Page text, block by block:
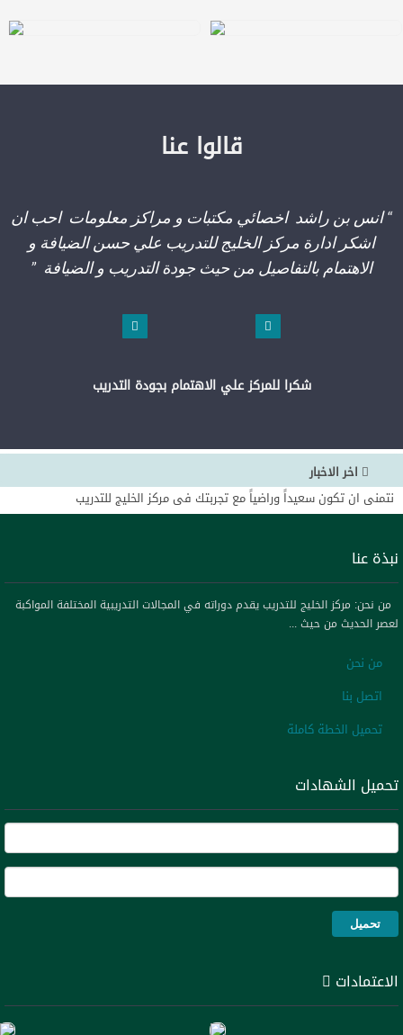
قالوا عنا
“ انس بن راشد اخصائي مكتبات و مراكز معلومات احب ان
اشكر ادارة مركز الخليج للتدريب علي حسن الضيافة و
الاهتمام بالتفاصيل من حيث جودة التدريب و الضيافة ”
شكرا للمركز علي الاهتمام بجودة التدريب
اخر الاخبار
نتمنى ان تكون سعيداً وراضياً مع تجربتك فى مركز الخليج للتدريب
تحذير لكل الساده العملاء بدول مجلس التعاون بان ظهر مؤخرا من ينتحل اسم
نحن ملتزمون بتقديم أفضل خدمة ممكنة وتقديم البرامج التدريبية التي تلبي
مرحب بكم في موقعنا مركز الخليج للتدريب نتمنى ان نكون عند حسن ظنكم
نحن ملتزمون بتقديم حلول تدريبية حديثة ومتكاملة من حيث الأداء وخدمة
لدينا
نبذة عنا
من نحن: مركز الخليج للتدريب يقدم دوراته في المجالات التدريبية المختلفة المواكبة
لعصر الحديث من حيث ...
من نحن
اتصل بنا
تحميل الخطة كاملة
تحميل الشهادات
الاعتمادات